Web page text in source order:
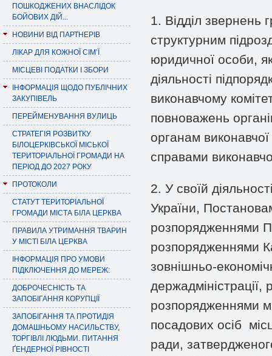
ПОШКОДЖЕНИХ ВНАСЛІДОК
БОЙОВИХ ДІЙ...
НОВИНИ ВІД ПАРТНЕРІВ
ЛІКАР ДЛЯ КОЖНОЇ СІМ’Ї
МІСЦЕВІ ПОДАТКИ І ЗБОРИ
ІНФОРМАЦІЯ ЩОДО ПУБЛІЧНИХ
ЗАКУПІВЕЛЬ
ПЕРЕЙМЕНУВАННЯ ВУЛИЦЬ
СТРАТЕГІЯ РОЗВИТКУ
БІЛОЦЕРКІВСЬКОЇ МІСЬКОЇ
ТЕРИТОРІАЛЬНОЇ ГРОМАДИ НА
ПЕРІОД ДО 2027 РОКУ
ПРОТОКОЛИ
СТАТУТ ТЕРИТОРІАЛЬНОЇ
ГРОМАДИ МІСТА БІЛА ЦЕРКВА
ПРАВИЛА УТРИМАННЯ ТВАРИН
У МІСТІ БІЛА ЦЕРКВА
ІНФОРМАЦІЯ ПРО УМОВИ
ПІДКЛЮЧЕННЯ ДО МЕРЕЖ:
ДОБРОЧЕСНІСТЬ ТА
ЗАПОБІГАННЯ КОРУПЦІЇ
ЗАПОБІГАННЯ ТА ПРОТИДІЯ
ДОМАШНЬОМУ НАСИЛЬСТВУ,
ТОРГІВЛІ ЛЮДЬМИ. ПИТАННЯ
ҐЕНДЕРНОЇ РІВНОСТІ
1. Відділ звернень
структурним
юридичної особи,
діяльності
виконавчому
повноважень
органам
справами
2. У своїй
України,
розпорядженнями
розпорядженнями
зовнішньо-
держадміністрації,
розпорядженнями
посадових осіб
ради,